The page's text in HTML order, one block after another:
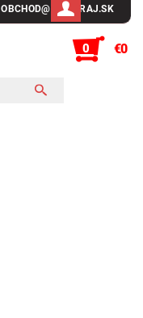
OBCHOD@SUSHIRAJ.SK
0 €0